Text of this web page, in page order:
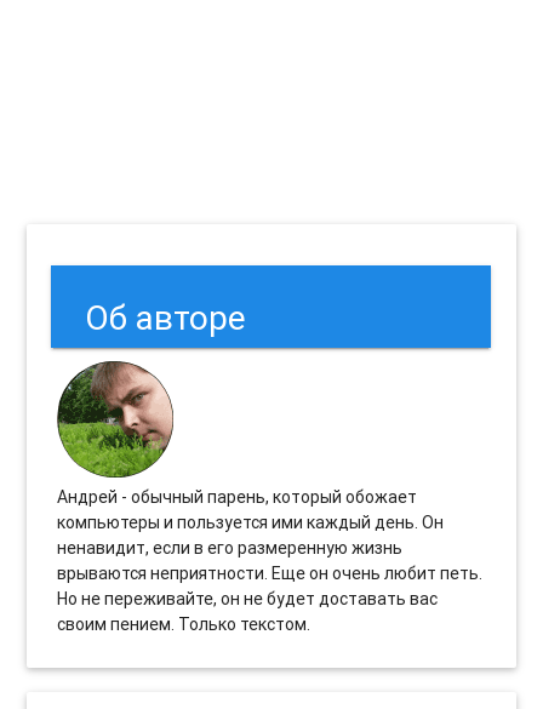
Об авторе
Андрей - обычный парень, который обожает
компьютеры и пользуется ими каждый день. Он
ненавидит, если в его размеренную жизнь
врываются неприятности. Еще он очень любит петь.
Но не переживайте, он не будет доставать вас
своим пением. Только текстом.